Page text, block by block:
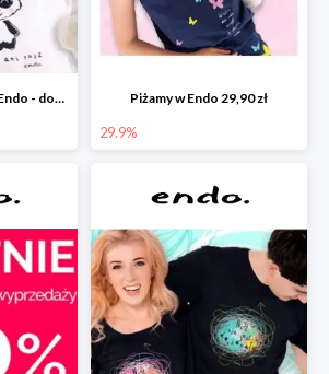
Tylko dla maluszka w Endo - dodatkowe -20% Piżamy w Endo 29,90 zł
29.9%